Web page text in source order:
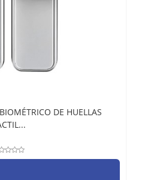
DE HUELLAS